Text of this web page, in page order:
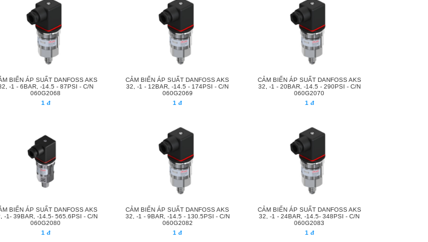
BIẾN ÁP SUẤT DANFOSS AKS
-1 - 6BAR, -14.5 - 87PSI - C/N
060G2068
1 đ
CẢM BIẾN ÁP SUẤT DANFOSS AKS
32, -1 - 12BAR, -14.5 - 174PSI - C/N
060G2069
1 đ
CẢM BIẾN ÁP SUẤT DANFOSS AKS
32, -1 - 20BAR, -14.5 - 290PSI - C/N
060G2070
1 đ
BIẾN ÁP SUẤT DANFOSS AKS
-1- 39BAR, -14.5- 565.6PSI - C/N
060G2080
1 đ
CẢM BIẾN ÁP SUẤT DANFOSS AKS
32, -1 - 9BAR, -14.5 - 130.5PSI - C/N
060G2082
1 đ
CẢM BIẾN ÁP SUẤT DANFOSS AKS
32, -1 - 24BAR, -14.5- 348PSI - C/N
060G2083
1 đ